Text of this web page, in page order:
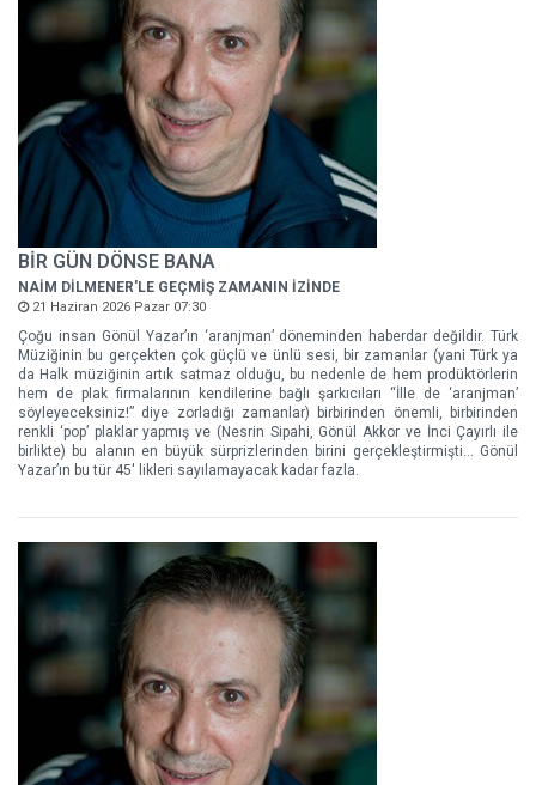
BİR GÜN DÖNSE BANA
NAİM DİLMENER'LE GEÇMİŞ ZAMANIN İZİNDE
21 Haziran 2026 Pazar 07:30
Çoğu insan Gönül Yazar’ın ‘aranjman’ döneminden haberdar değildir. Türk
Müziğinin bu gerçekten çok güçlü ve ünlü sesi, bir zamanlar (yani Türk ya
da Halk müziğinin artık satmaz olduğu, bu nedenle de hem prodüktörlerin
hem de plak firmalarının kendilerine bağlı şarkıcıları “İlle de ‘aranjman’
söyleyeceksiniz!” diye zorladığı zamanlar) birbirinden önemli, birbirinden
renkli ‘pop’ plaklar yapmış ve (Nesrin Sipahi, Gönül Akkor ve İnci Çayırlı ile
birlikte) bu alanın en büyük sürprizlerinden birini gerçekleştirmişti… Gönül
Yazar’ın bu tür 45' likleri sayılamayacak kadar fazla.